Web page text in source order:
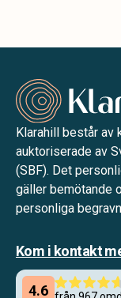
Klarahill består av
auktoriserade av
(SBF). Det
gäller bemötande
personliga
Kom i kontakt